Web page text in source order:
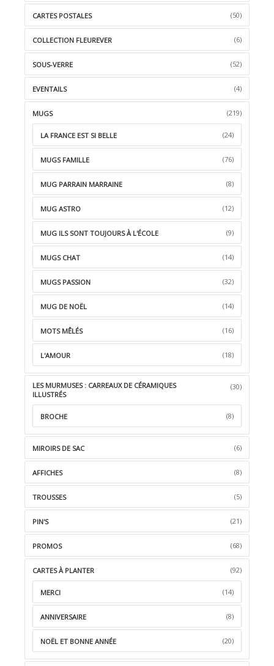
CARTES POSTALES (50)
COLLECTION FLEUREVER (6)
SOUS-VERRE (52)
EVENTAILS (4)
MUGS (219)
LA FRANCE EST SI BELLE (24)
MUGS FAMILLE (76)
MUG PARRAIN MARRAINE (8)
MUG ASTRO (12)
MUG ILS SONT TOUJOURS À L'ÉCOLE (9)
MUGS CHAT (14)
MUGS PASSION (32)
MUG DE NOËL (14)
MOTS MÊLÉS (16)
L'AMOUR (18)
LES MURMUSES : CARREAUX DE CÉRAMIQUES
ILLUSTRÉS
(30)
BROCHE (8)
MIROIRS DE SAC (6)
AFFICHES (8)
TROUSSES (5)
PIN'S (21)
PROMOS (68)
CARTES À PLANTER (92)
MERCI (14)
ANNIVERSAIRE (8)
NOËL ET BONNE ANNÉE (20)